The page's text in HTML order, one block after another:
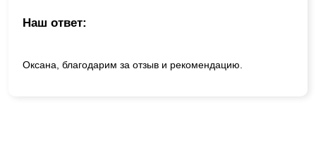
Наш ответ:
Оксана, благодарим за отзыв и рекомендацию.